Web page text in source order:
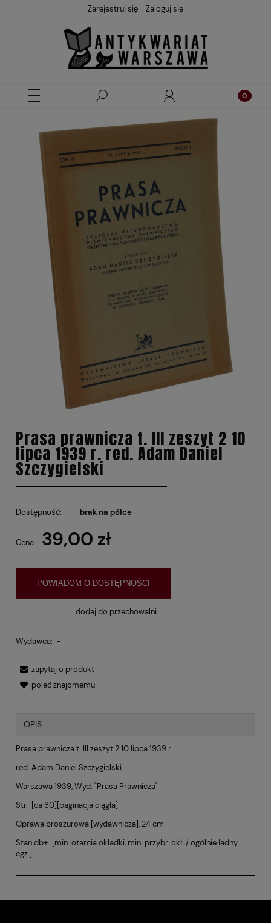
Zarejestruj się Zaloguj się
Prasa prawnicza t. III zeszyt 2 10
lipca 1939 r. red. Adam Daniel
Szczygielski
Dostępność: brak na półce
Cena: 39,00 zł
POWIADOM O DOSTĘPNOŚCI
dodaj do przechowalni
Wydawca: -
zapytaj o produkt
poleć znajomemu
OPIS
Prasa prawnicza t. III zeszyt 2 10 lipca 1939 r.
red. Adam Daniel Szczygielski
Warszawa 1939, Wyd. "Prasa Prawnicza"
Str. [ca 80][paginacja ciągła]
Oprawa broszurowa [wydawnicza], 24 cm
Stan db+. [min. otarcia okładki, min. przybr. okł. / ogólnie ładny
egz.].